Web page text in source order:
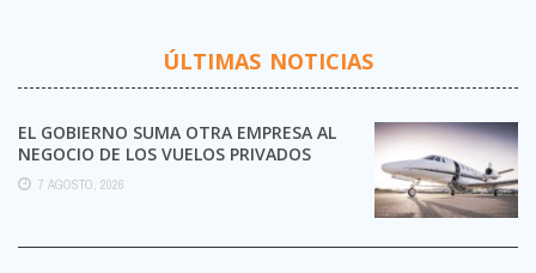
ÚLTIMAS NOTICIAS
EL GOBIERNO SUMA OTRA EMPRESA AL
NEGOCIO DE LOS VUELOS PRIVADOS
7 AGOSTO, 2026